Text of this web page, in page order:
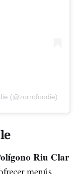
(@zorrofoodie)
Riu Clar
menús